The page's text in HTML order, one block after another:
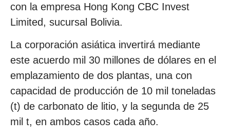
con la empresa Hong Kong CBC Invest
Limited, sucursal Bolivia.
La corporación asiática invertirá mediante
este acuerdo mil 30 millones de dólares en el
emplazamiento de dos plantas, una con
capacidad de producción de 10 mil toneladas
(t) de carbonato de litio, y la segunda de 25
mil t, en ambos casos cada año.